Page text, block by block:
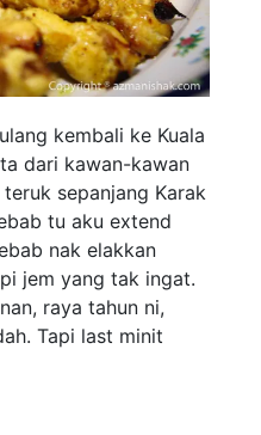
kembali ke Kuala
dari kawan-kawan
sepanjang Karak
tu aku extend
nak elakkan
jem yang tak ingat.
raya tahun ni,
Tapi last minit